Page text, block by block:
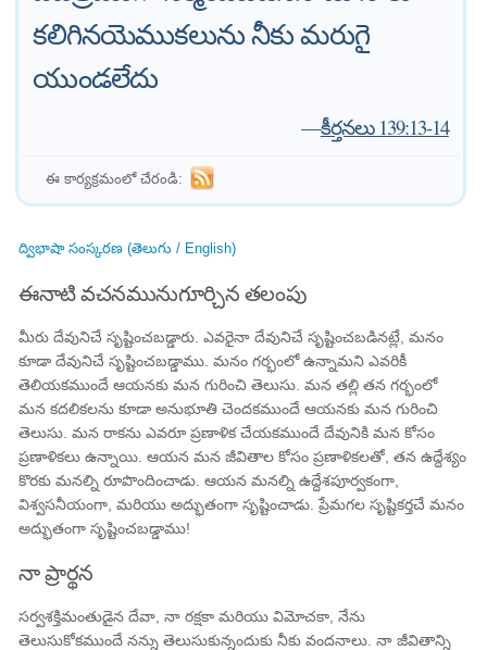
కలిగినయెముకలును నీకు మరుగై
యుండలేదు
—కీర్తనలు 139:13-14
ఈ కార్యక్రమంలో చేరండి:
ద్విభాషా సంస్కరణ (తెలుగు / English)
ఈనాటి వచనమునుగూర్చిన తలంపు
మీరు దేవునిచే సృష్టించబడ్డారు. ఎవరైనా దేవునిచే సృష్టించబడినట్లే, మనం
కూడా దేవునిచే సృష్టించబడ్డాము. మనం గర్భంలో ఉన్నామని ఎవరికీ
తెలియకముందే ఆయనకు మన గురించి తెలుసు. మన తల్లి తన గర్భంలో
మన కదలికలను కూడా అనుభూతి చెందకముందే ఆయనకు మన గురించి
తెలుసు. మన రాకను ఎవరూ ప్రణాళిక చేయకముందే దేవునికి మన కోసం
ప్రణాళికలు ఉన్నాయి. ఆయన మన జీవితాల కోసం ప్రణాళికలతో, తన ఉద్దేశ్యం
కొరకు మనల్ని రూపొందించాడు. ఆయన మనల్ని ఉద్దేశపూర్వకంగా,
విశ్వసనీయంగా, మరియు అద్భుతంగా సృష్టించాడు. ప్రేమగల సృష్టికర్తచే మనం
అద్భుతంగా సృష్టించబడ్డాము!
నా ప్రార్థన
సర్వశక్తిమంతుడైన దేవా, నా రక్షకా మరియు విమోచకా, నేను
తెలుసుకోకముందే నన్ను తెలుసుకున్నందుకు నీకు వందనాలు. నా జీవితాన్ని